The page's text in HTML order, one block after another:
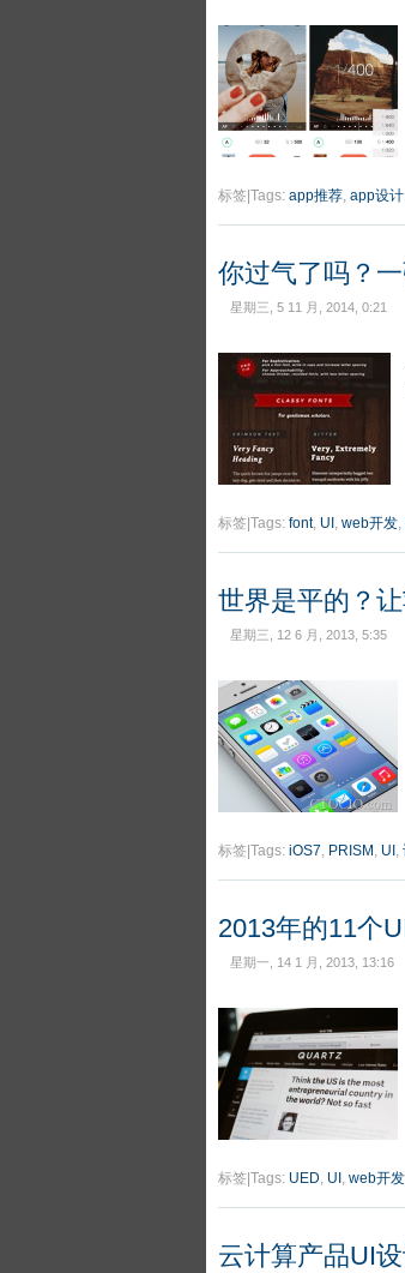
标签|Tags: app推荐, app设计
你过气了吗？
星期三, 5 11 月, 2014, 0:21
标签|Tags: font, UI , web开发,
世界是平的？
星期三, 12 6 月, 2013, 5:35
标签|Tags: iOS7, PRISM , UI ,
2013年的11个
星期一, 14 1 月, 2013, 13:16
标签|Tags: UED, UI , web开发
云计算产品UI